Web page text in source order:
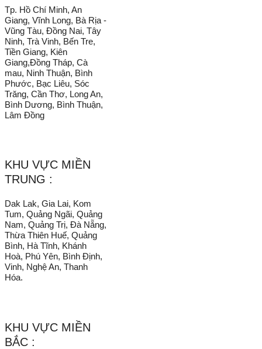
Tp. Hồ Chí Minh, An
Giang, Vĩnh Long, Bà Rịa -
Vũng Tàu, Đồng Nai, Tây
Ninh, Trà Vinh, Bến Tre,
Tiền Giang, Kiên
Giang,Đồng Tháp, Cà
mau, Ninh Thuận, Bình
Phước, Bạc Liêu, Sóc
Trăng, Cần Thơ, Long An,
Bình Dương, Bình Thuận,
Lâm Đồng
KHU VỰC MIỀN
TRUNG :
Dak Lak, Gia Lai, Kom
Tum, Quảng Ngãi, Quảng
Nam, Quảng Trị, Đà Nẵng,
Thừa Thiên Huế, Quảng
Bình, Hà Tĩnh, Khánh
Hoà, Phú Yên, Bình Định,
Vinh, Nghệ An, Thanh
Hóa.
KHU VỰC MIỀN
BẮC :